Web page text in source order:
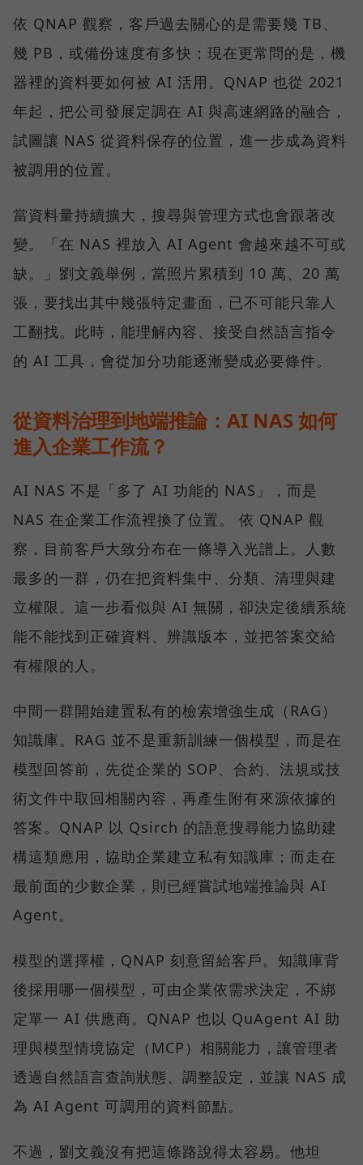
依 QNAP 觀察，客戶過去關心的是需要幾 TB、
幾 PB，或備份速度有多快；現在更常問的是，機
器裡的資料要如何被 AI 活用。QNAP 也從 2021
年起，把公司發展定調在 AI 與高速網路的融合，
試圖讓 NAS 從資料保存的位置，進一步成為資料
被調用的位置。
當資料量持續擴大，搜尋與管理方式也會跟著改
變。「在 NAS 裡放入 AI Agent 會越來越不可或
缺。」劉文義舉例，當照片累積到 10 萬、20 萬
張，要找出其中幾張特定畫面，已不可能只靠人
工翻找。此時，能理解內容、接受自然語言指令
的 AI 工具，會從加分功能逐漸變成必要條件。
從資料治理到地端推論：AI NAS 如何
進入企業工作流？
AI NAS 不是「多了 AI 功能的 NAS」，而是
NAS 在企業工作流裡換了位置。 依 QNAP 觀
察，目前客戶大致分布在一條導入光譜上。人數
最多的一群，仍在把資料集中、分類、清理與建
立權限。這一步看似與 AI 無關，卻決定後續系統
能不能找到正確資料、辨識版本，並把答案交給
有權限的人。
中間一群開始建置私有的檢索增強生成（RAG）
知識庫。RAG 並不是重新訓練一個模型，而是在
模型回答前，先從企業的 SOP、合約、法規或技
術文件中取回相關內容，再產生附有來源依據的
答案。QNAP 以 Qsirch 的語意搜尋能力協助建
構這類應用，協助企業建立私有知識庫；而走在
最前面的少數企業，則已經嘗試地端推論與 AI
Agent。
模型的選擇權，QNAP 刻意留給客戶。知識庫背
後採用哪一個模型，可由企業依需求決定，不綁
定單一 AI 供應商。QNAP 也以 QuAgent AI 助
理與模型情境協定（MCP）相關能力，讓管理者
透過自然語言查詢狀態、調整設定，並讓 NAS 成
為 AI Agent 可調用的資料節點。
不過，劉文義沒有把這條路說得太容易。他坦